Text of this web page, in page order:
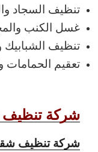
تنظيف السجاد
غسل الكنب
تنظيف الشبابيك
تعقيم الحمامات
شركة
شركة تنظيف